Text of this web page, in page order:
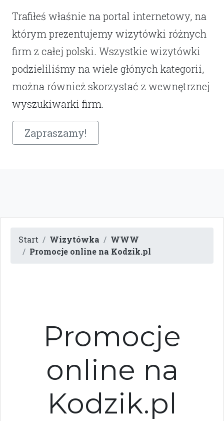
Trafiłeś właśnie na portal internetowy, na
którym prezentujemy wizytówki różnych
firm z całej polski. Wszystkie wizytówki
podzieliliśmy na wiele głónych kategorii,
można również skorzystać z wewnętrznej
wyszukiwarki firm.
Zapraszamy!
Start Wizytówka
WWW
Promocje online na Kodzik.pl
Promocje
online na
Kodzik.pl